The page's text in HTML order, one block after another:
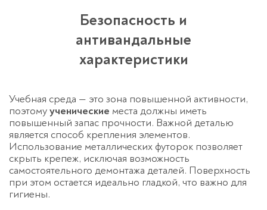
Безопасность и
антивандальные
характеристики
Учебная среда — это зона повышенной активности,
поэтомуученические места должны иметь
повышенный запас прочности. Важной деталью
является способ крепления элементов.
Использование металлических футорок позволяет
скрыть крепеж, исключая возможность
самостоятельного демонтажа деталей. Поверхность
при этом остается идеально гладкой, что важно для
гигиены.